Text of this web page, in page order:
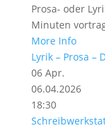
Prosa- oder
Minuten
More Info
Lyrik – Prosa –
06 Apr.
06.04.2026
18:30